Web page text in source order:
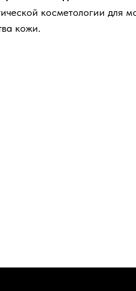
косметологии для
кожи.